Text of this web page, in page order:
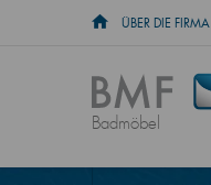
ÜBER DIE FIRMA
Badmöbel